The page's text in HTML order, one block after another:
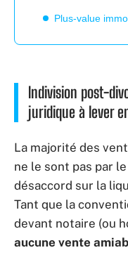
Plus-value
Indivision post-
juridique à lever
La majorité des
ne le sont pas par
désaccord sur la
Tant que la
devant notaire (ou
aucune vente